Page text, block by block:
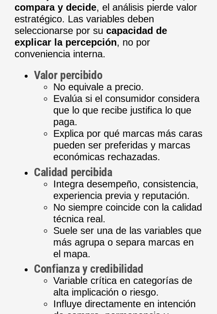
compara y decide, el análisis pierde valor
estratégico. Las variables deben
seleccionarse por su capacidad de
explicar la percepción, no por
conveniencia interna.
Valor percibido
No equivale a precio.
Evalúa si el consumidor considera
que lo que recibe justifica lo que
paga.
Explica por qué marcas más caras
pueden ser preferidas y marcas
económicas rechazadas.
Calidad percibida
Integra desempeño, consistencia,
experiencia previa y reputación.
No siempre coincide con la calidad
técnica real.
Suele ser una de las variables que
más agrupa o separa marcas en
el mapa.
Confianza y credibilidad
Variable crítica en categorías de
alta implicación o riesgo.
Influye directamente en intención